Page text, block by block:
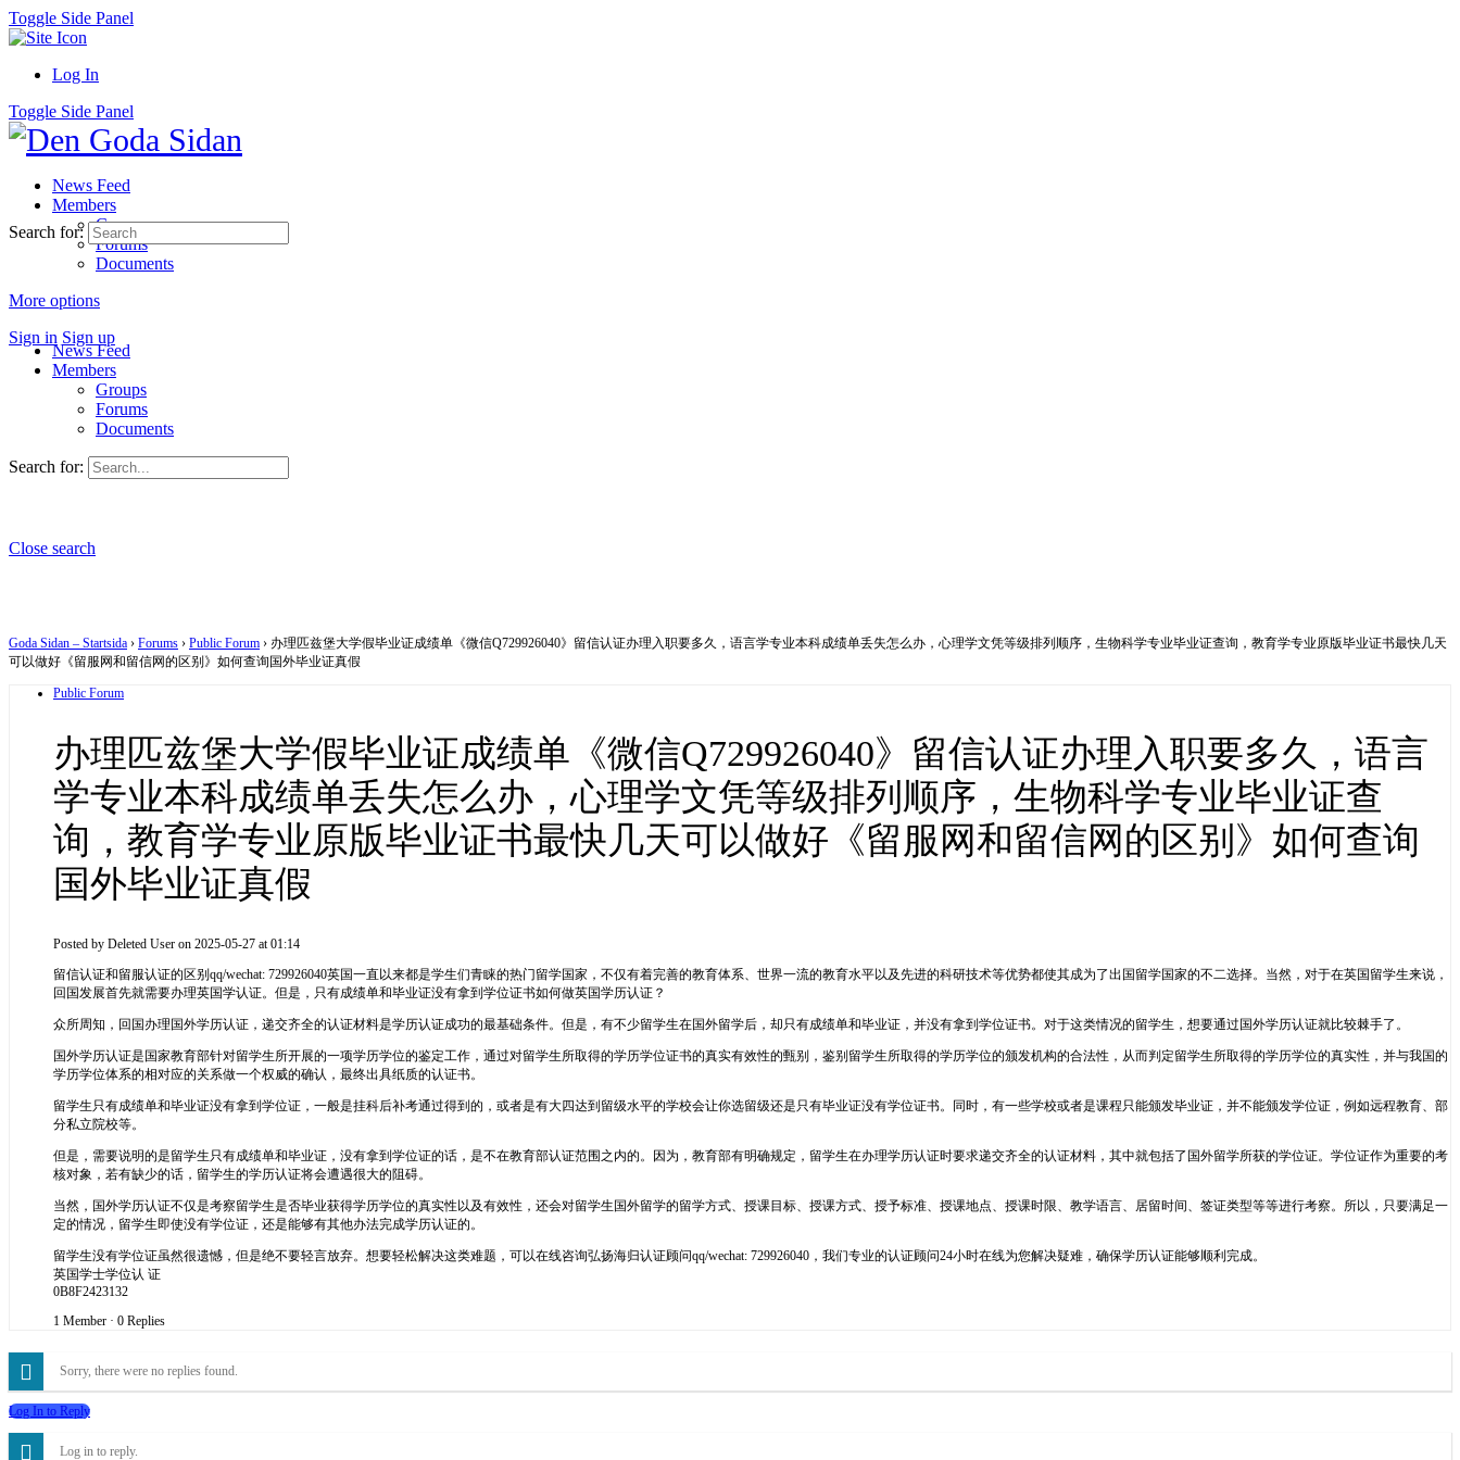
Toggle Side Panel
Log In
Toggle Side Panel
News Feed
Members
Groups
Forums
Documents
More options
Sign in Sign up
Search for:
News Feed
Members
Groups
Forums
Documents
Search for:
Close search
Goda Sidan – Startsida › Forums › Public Forum › 办理匹兹堡大学假毕业证成绩单《微信Q729926040》留信认证办理入职要多久，语言学专业本科成绩单丢失怎么办，心理学文凭等级排列顺序，生物科学专业毕业证查询，教育学专业原版毕业证书最快几天
可以做好《留服网和留信网的区别》如何查询国外毕业证真假
Public Forum
办理匹兹堡大学假毕业证成绩单《微信Q729926040》留信认证办理入职要多久，语言
学专业本科成绩单丢失怎么办，心理学文凭等级排列顺序，生物科学专业毕业证查
询，教育学专业原版毕业证书最快几天可以做好《留服网和留信网的区别》如何查询
国外毕业证真假
Posted by Deleted User on 2025-05-27 at 01:14
留信认证和留服认证的区别qq/wechat: 729926040英国一直以来都是学生们青睐的热门留学国家，不仅有着完善的教育体系、世界一流的教育水平以及先进的科研技术等优势都使其成为了出国留学国家的不二选择。当然，对于在英国留学生来说，
回国发展首先就需要办理英国学认证。但是，只有成绩单和毕业证没有拿到学位证书如何做英国学历认证？
众所周知，回国办理国外学历认证，递交齐全的认证材料是学历认证成功的最基础条件。但是，有不少留学生在国外留学后，却只有成绩单和毕业证，并没有拿到学位证书。对于这类情况的留学生，想要通过国外学历认证就比较棘手了。
国外学历认证是国家教育部针对留学生所开展的一项学历学位的鉴定工作，通过对留学生所取得的学历学位证书的真实有效性的甄别，鉴别留学生所取得的学历学位的颁发机构的合法性，从而判定留学生所取得的学历学位的真实性，并与我国的
学历学位体系的相对应的关系做一个权威的确认，最终出具纸质的认证书。
留学生只有成绩单和毕业证没有拿到学位证，一般是挂科后补考通过得到的，或者是有大四达到留级水平的学校会让你选留级还是只有毕业证没有学位证书。同时，有一些学校或者是课程只能颁发毕业证，并不能颁发学位证，例如远程教育、部
分私立院校等。
但是，需要说明的是留学生只有成绩单和毕业证，没有拿到学位证的话，是不在教育部认证范围之内的。因为，教育部有明确规定，留学生在办理学历认证时要求递交齐全的认证材料，其中就包括了国外留学所获的学位证。学位证作为重要的考
核对象，若有缺少的话，留学生的学历认证将会遭遇很大的阻碍。
当然，国外学历认证不仅是考察留学生是否毕业获得学历学位的真实性以及有效性，还会对留学生国外留学的留学方式、授课目标、授课方式、授予标准、授课地点、授课时限、教学语言、居留时间、签证类型等等进行考察。所以，只要满足一
定的情况，留学生即使没有学位证，还是能够有其他办法完成学历认证的。
留学生没有学位证虽然很遗憾，但是绝不要轻言放弃。想要轻松解决这类难题，可以在线咨询弘扬海归认证顾问qq/wechat: 729926040，我们专业的认证顾问24小时在线为您解决疑难，确保学历认证能够顺利完成。
英国学士学位认 证
0B8F2423132
1 Member · 0 Replies
Sorry, there were no replies found.
Log In to Reply
Log in to reply.